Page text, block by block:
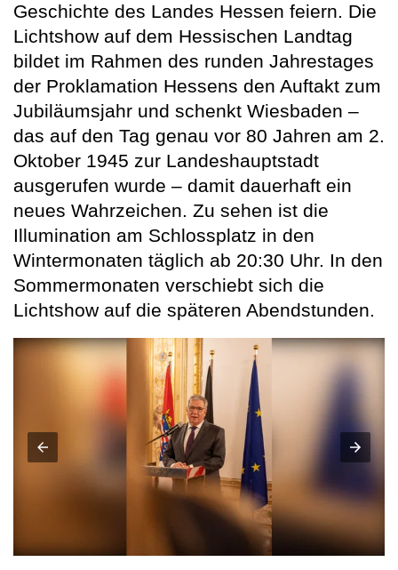
Geschichte des Landes Hessen feiern. Die
Lichtshow auf dem Hessischen Landtag
bildet im Rahmen des runden Jahrestages
der Proklamation Hessens den Auftakt zum
Jubiläumsjahr und schenkt Wiesbaden –
das auf den Tag genau vor 80 Jahren am 2.
Oktober 1945 zur Landeshauptstadt
ausgerufen wurde – damit dauerhaft ein
neues Wahrzeichen. Zu sehen ist die
Illumination am Schlossplatz in den
Wintermonaten täglich ab 20:30 Uhr. In den
Sommermonaten verschiebt sich die
Lichtshow auf die späteren Abendstunden.